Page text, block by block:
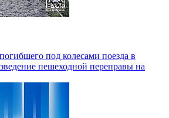
под колесами поезда в
пешеходной переправы на